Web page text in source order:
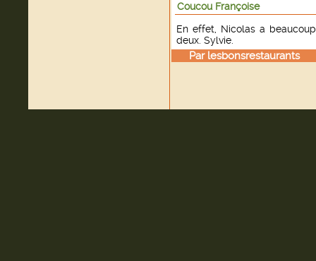
Coucou Françoise
En effet, Nicolas a
deux. Sylvie.
Par lesbonsrestaurantsle